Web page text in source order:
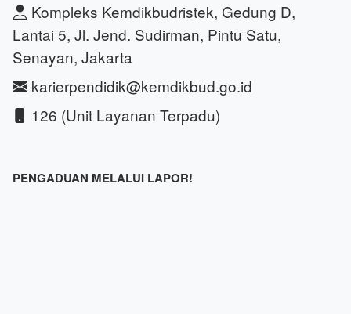
Kompleks Kemdikbudristek, Gedung D,
Lantai 5, Jl. Jend. Sudirman, Pintu Satu,
Senayan, Jakarta
karierpendidik@kemdikbud.go.id
126 (Unit Layanan Terpadu)
PENGADUAN MELALUI LAPOR!